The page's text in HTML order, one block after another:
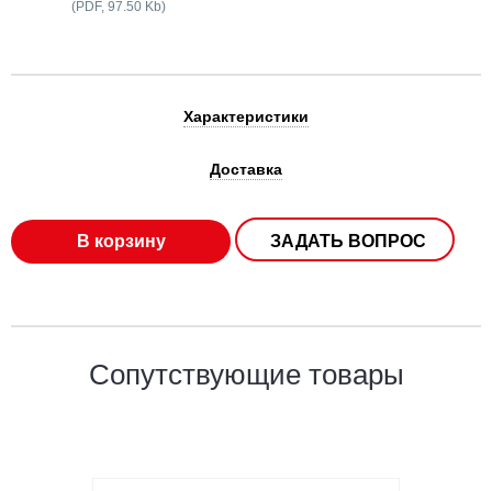
(PDF, 97.50 Kb)
Характеристики
Доставка
В корзину ЗАДАТЬ ВОПРОС
Сопутствующие товары